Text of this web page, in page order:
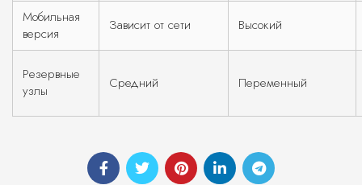
Мобильная
версия
Зависит от сети Высокий
Резервные
узлы
Средний Переменный